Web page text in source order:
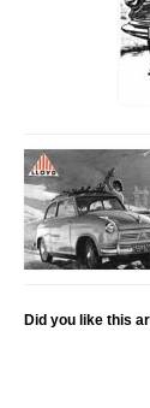
Did you like this